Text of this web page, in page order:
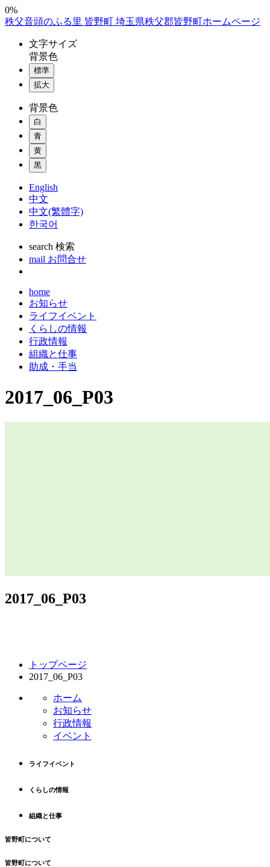
コ
ン
0%
秩父音頭のふる里 皆野町 埼玉県秩父郡皆野町ホームページ
文字サイズ
背景色
標準
拡大
背景色
白
青
黄
黒
English
中文
中文(繁體字)
한국어
search 検索
mail お問合せ
home
お知らせ
ライフイベント
くらしの情報
行政情報
組織と仕事
助成・手当
2017_06_P03
2017_06_P03
トップページ
2017_06_P03
ホーム
お知らせ
行政情報
イベント
ライフイベント
くらしの情報
組織と仕事
皆野町について
皆野町について